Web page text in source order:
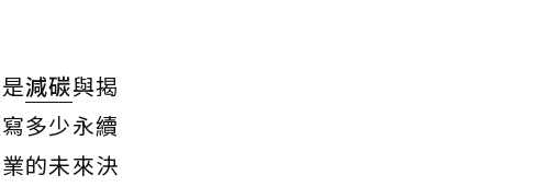
減碳與揭
多少永續
的未來決